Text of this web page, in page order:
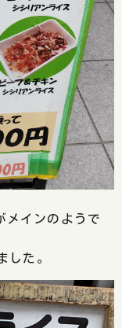
メインのようで
た。